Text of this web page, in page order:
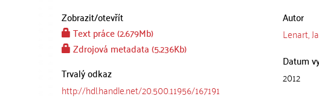
Zobrazit/otevřít
Text práce (2.679Mb)
Zdrojová metadata (5.236Kb)
Trvalý odkaz
http://hdl.handle.net/20.500.11956/167191
Autor
Lenart,
Datum
2012